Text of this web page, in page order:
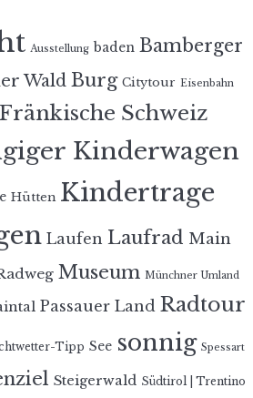
Ausstellung baden Bamberger
Wald Burg Citytour Eisenbahn
Fränkische Schweiz
Kinderwagen
Hütten Kindertrage
Laufen Laufrad Main
Museum Münchner Umland
Passauer Land Radtour
Tipp See sonnig Spessart
Steigerwald Südtirol | Trentino